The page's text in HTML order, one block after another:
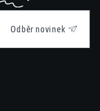
Odběr novinek